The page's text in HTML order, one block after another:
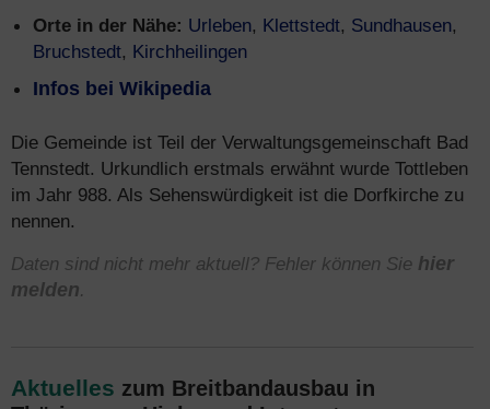
Orte in der Nähe: Urleben, Klettstedt, Sundhausen,
Bruchstedt, Kirchheilingen
Infos bei Wikipedia
Die Gemeinde ist Teil der Verwaltungsgemeinschaft Bad
Tennstedt. Urkundlich erstmals erwähnt wurde Tottleben
im Jahr 988. Als Sehenswürdigkeit ist die Dorfkirche zu
nennen.
Daten sind nicht mehr aktuell? Fehler können Sie hier
melden.
Aktuelles zum Breitbandausbau in